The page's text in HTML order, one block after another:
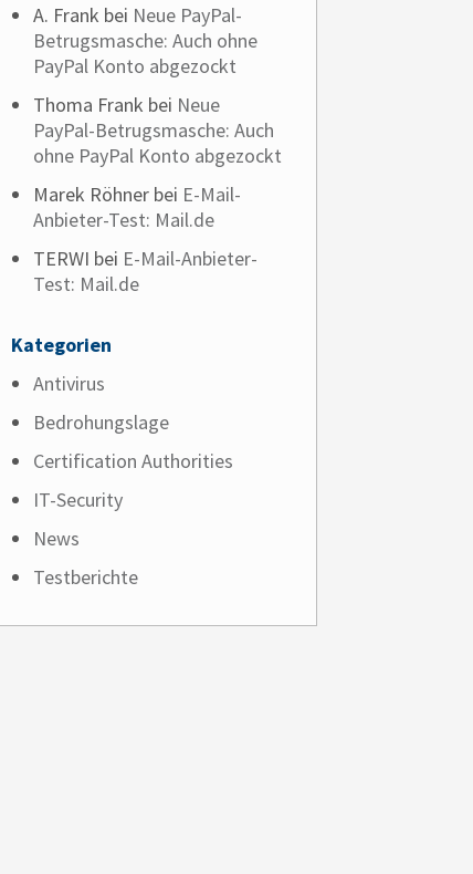
A. Frank bei Neue PayPal-
Betrugsmasche: Auch ohne
PayPal Konto abgezockt
Thoma Frank bei Neue
PayPal-Betrugsmasche: Auch
ohne PayPal Konto abgezockt
Marek Röhnerbei E-Mail-
Anbieter-Test: Mail.de
TERWI bei E-Mail-Anbieter-
Test: Mail.de
Kategorien
Antivirus
Bedrohungslage
Certification Authorities
IT-Security
News
Testberichte